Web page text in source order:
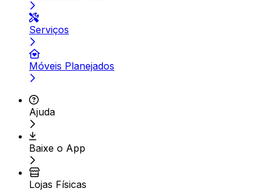
Serviços
Móveis Planejados
Ajuda
Baixe o App
Lojas Físicas